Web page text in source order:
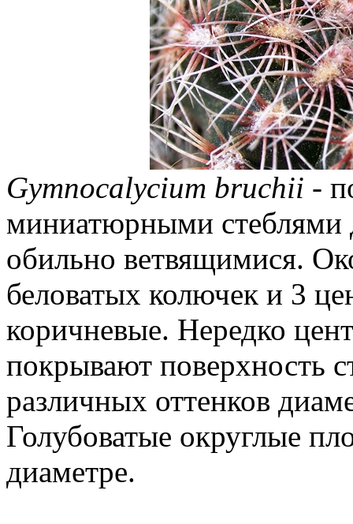
Gymnocalycium bruchii -
миниатюрными стеблями
обильно ветвящимися.
беловатых колючек и 3
коричневые. Нередко
покрывают поверхность
различных оттенков
Голубоватые округлые
диаметре.